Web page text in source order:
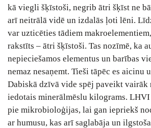
kā viegli šķīstoši, negrib ātri šķīst ne
arī neitrālā vidē un izdalās ļoti lēni.
var uzticēties tādiem
rakstīts – ātri šķīstoši. Tas nozīmē, ka
nepieciešamos elementus un barības
nemaz nesaņemt. Tieši tāpēc es aicinu
Dabiskā dzīvā vide spēj paveikt vairāk
iedotais minerālmēslu kilograms.
pie mikrobioloģijas, lai gan iepriekš
ar humusu, kas arī saglabāja un